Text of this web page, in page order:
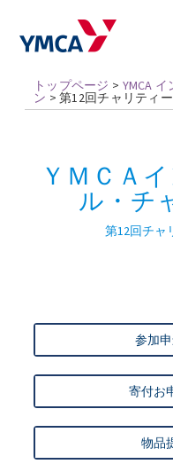
トップページ > YMCA
ン >第12回チャリティ
ＹＭＣＡ
ル・チ
第12回チャ
参加
寄付お
物品